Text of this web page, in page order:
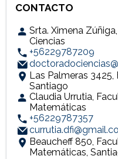
CONTACTO
Srta. Ximena
Ciencias
+56229787209
Las Palmeras
Santiago
Claudia Urrutia,
Matemáticas
+56229787357
Beaucheff 850,
Matemáticas,